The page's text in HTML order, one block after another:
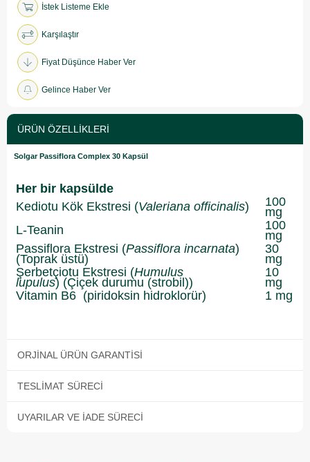
İstek Listeme Ekle
Karşılaştır
Fiyat Düşünce Haber Ver
Gelince Haber Ver
ÜRÜN ÖZELLIKLERI
Solgar Passiflora Complex 30 Kapsül
Her bir kapsülde
Kediotu Kök Ekstresi (Valeriana officinalis) 100
mg
L-Teanin
100
mg
Passiflora Ekstresi (Passiflora incarnata)
(Toprak üstü)
30
mg
Şerbetçiotu Ekstresi (Humulus
lupulus) (Çiçek durumu (strobil))
10
mg
Vitamin B6 (piridoksin hidroklorür)
1 mg
ORJINAL ÜRÜN GARANTISI
TESLIMAT SÜRECI
UYARILAR VE İADE SÜRECI